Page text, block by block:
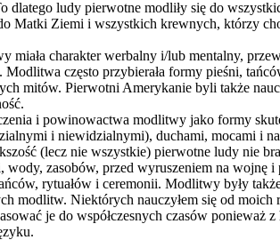
dlatego ludy pierwotne modliły się do
Matki Ziemi i wszystkich krewnych, którzy
miała charakter werbalny i/lub mentalny,
często przybierała formy pieśni,
mitów. Pierwotni Amerykanie byli także
i powinowactwa modlitwy jako formy
i niewidzialnymi), duchami, mocami i
(lecz nie wszystkie) pierwotne ludy nie
wody, zasobów, przed wyruszeniem na wojnę
rytuałów i ceremonii. Modlitwy były
modlitw. Niektórych nauczyłem się od
je do współczesnych czasów